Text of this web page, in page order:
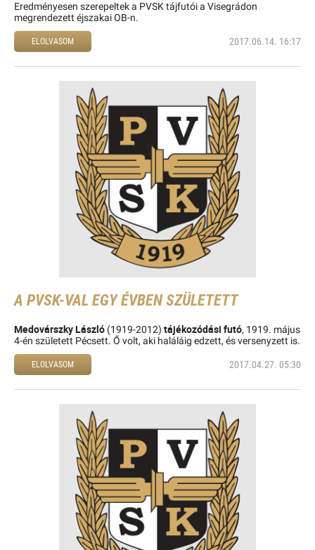
Eredményesen szerepeltek a PVSK tájfutói a Visegrádon
megrendezett éjszakai OB-n.
ELOLVASOM 2017.06.14. 16:17
A PVSK-VAL EGY ÉVBEN SZÜLETETT
Medovárszky László (1919-2012) tájékozódási futó, 1919. május
4-én született Pécsett. Ő volt, aki haláláig edzett, és versenyzett is.
ELOLVASOM 2017.04.27. 05:30